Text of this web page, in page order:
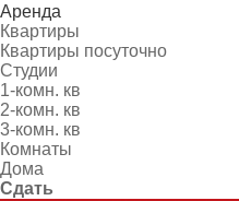
Аренда
Квартиры
Квартиры посуточно
Студии
1-комн. кв
2-комн. кв
3-комн. кв
Комнаты
Дома
Сдать